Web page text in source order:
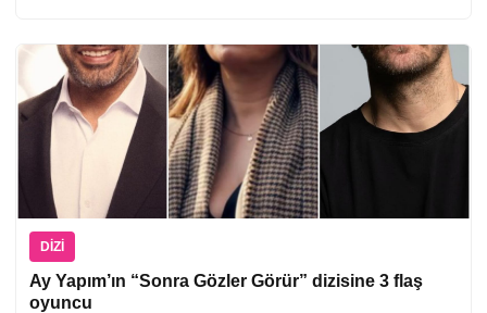
DIZI
Ay Yapım’ın “Sonra Gözler Görür” dizisine 3 flaş
oyuncu